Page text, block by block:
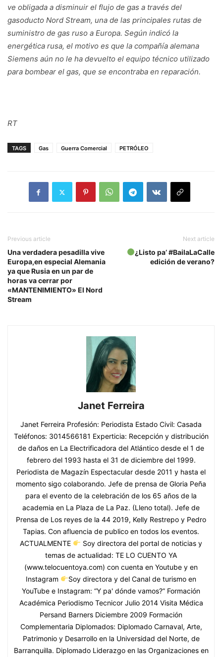
ve obligada a disminuir el flujo de gas a través del
gasoducto Nord Stream, una de las principales rutas de
suministro de gas ruso a Europa. Según indicó la
energética rusa, el motivo es que la compañía alemana
Siemens aún no le ha devuelto el equipo técnico utilizado
para bombear el gas, que se encontraba en reparación.
RT
TAGS Gas Guerra Comercial PETRÓLEO
Previous article
Una verdadera pesadilla vive
Europa,en especial Alemania
ya que Rusia en un par de
horas va cerrar por
«MANTENIMIENTO» El Nord
Stream
Next article
¿Listo pa’ #BailaLaCalle
edición de verano?
Janet Ferreira
Janet Ferreira Profesión: Periodista Estado Civil: Casada
Teléfonos: 3014566181 Experticia: Recepción y distribución
de daños en La Electrificadora del Atlántico desde el 1 de
febrero del 1993 hasta el 31 de diciembre del 1999.
Periodista de Magazín Espectacular desde 2011 y hasta el
momento sigo colaborando. Jefe de prensa de Gloria Peña
para el evento de la celebración de los 65 años de la
academia en La Plaza de La Paz. (Lleno total). Jefe de
Prensa de Los reyes de la 44 2019, Kelly Restrepo y Pedro
Tapias. Con afluencia de publico en todos los eventos.
ACTUALMENTE
Soy directora del portal de noticias y
temas de actualidad: TE LO CUENTO YA
(www.telocuentoya.com) con cuenta en Youtube y en
Instagram
Soy directora y del Canal de turismo en
YouTube e Instagram: “Y pa' dónde vamos?” Formación
Académica Periodismo Tecnicor Julio 2014 Visita Médica
Persand Barners Diciembre 2009 Formación
Complementaria Diplomados: Diplomado Carnaval, Arte,
Patrimonio y Desarrollo en la Universidad del Norte, de
Barranquilla. Diplomado Liderazgo en las Organizaciones en